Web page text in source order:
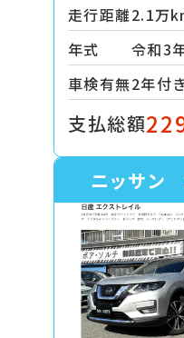
走行距離2.1万
年式
令和3
車検有無2年付き
支払総額
ニッサン